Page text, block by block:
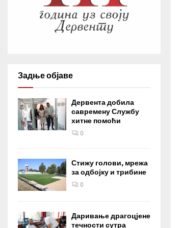
Задње објаве
Дервента добила
савремену Службу
хитне помоћи
0
Стижу голови, мрежа
за одбојку и трибине
0
Даривање драгоцјене
течности сутра